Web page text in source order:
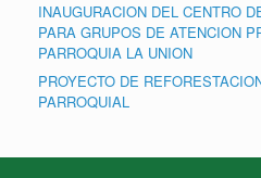
INAUGURACION DEL CENTRO
PARA GRUPOS DE ATENCION
PARROQUIA LA UNION
PROYECTO DE
PARROQUIAL